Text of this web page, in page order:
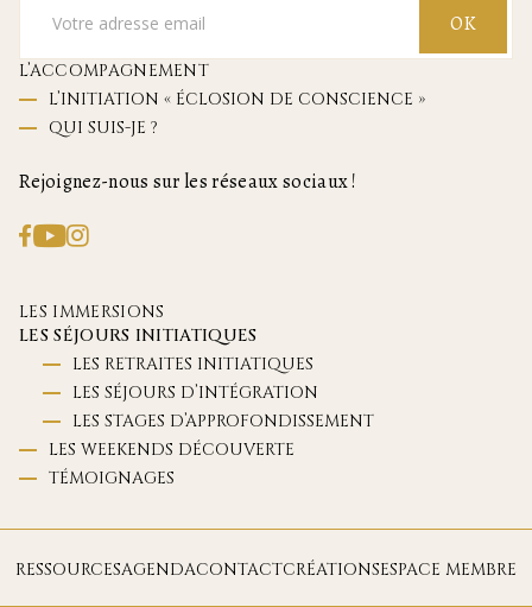
OK
L’ACCOMPAGNEMENT
L’INITIATION « ÉCLOSION DE CONSCIENCE »
QUI SUIS-JE ?
Rejoignez-nous sur les réseaux sociaux !
LES IMMERSIONS
LES SÉJOURS INITIATIQUES
LES RETRAITES INITIATIQUES
LES SÉJOURS D’INTÉGRATION
LES STAGES D’APPROFONDISSEMENT
LES WEEKENDS DÉCOUVERTE
TÉMOIGNAGES
RESSOURCESAGENDACONTACTCRÉATIONSESPACE MEMBRE